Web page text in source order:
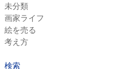
未分類
画家ライフ
絵を売る
考え方
検索